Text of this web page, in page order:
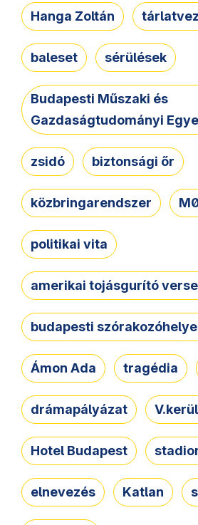
Hanga Zoltán
baleset sérülések
Budapesti Műszaki és
Gazdaságtudományi
zsidó biztonsági őr
közbringarendszer
politikai vita
amerikai tojásgurító
budapesti
Ámon Ada tragédia
drámapályázat
Hotel Budapest
elnevezés Katlan